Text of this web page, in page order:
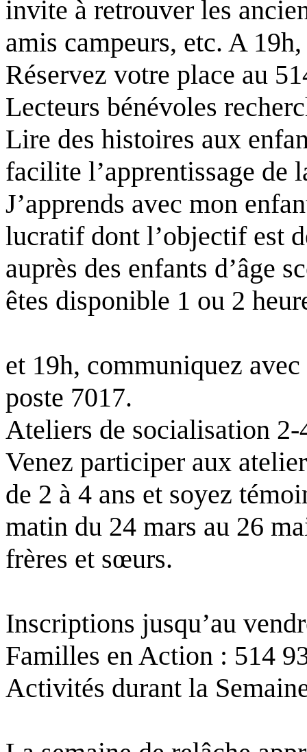
invite à retrouver les
amis campeurs, etc. A
Réservez votre place au
Lecteurs bénévoles
Lire des histoires aux
facilite l’apprentissage de
J’apprends avec mon
lucratif dont l’objectif est
auprès des enfants d’âge
êtes disponible 1 ou 2
et 19h, communiquez
poste 7017.
Ateliers de socialisation 2-
Venez participer aux
de 2 à 4 ans et soyez
matin du 24 mars au 26
frères et sœurs.
Inscriptions jusqu’au
Familles en Action : 514
Activités durant la